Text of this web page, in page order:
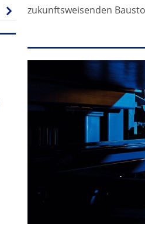
zukunftsweisenden